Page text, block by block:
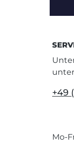
+49
Mo-